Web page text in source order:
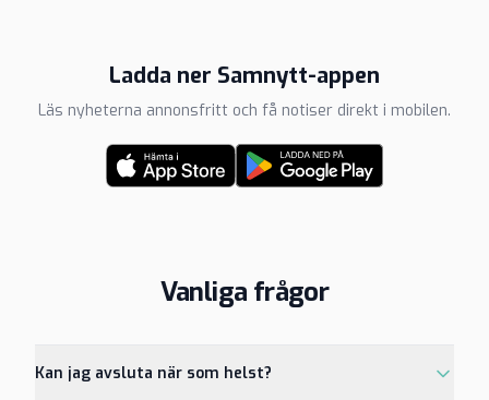
Ladda ner Samnytt-appen
Läs nyheterna annonsfritt och få notiser direkt i mobilen.
Vanliga frågor
Kan jag avsluta när som helst?